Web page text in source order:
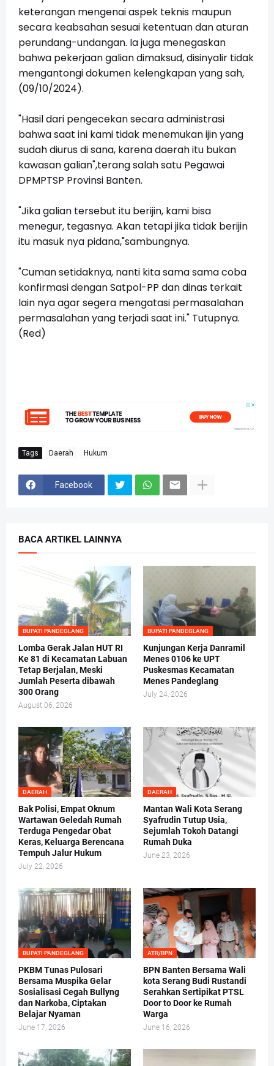
keterangan mengenai aspek teknis maupun
secara keabsahan sesuai ketentuan dan aturan
perundang-undangan. Ia juga menegaskan
bahwa pekerjaan galian dimaksud, disinyalir tidak
mengantongi dokumen kelengkapan yang sah,
(09/10/2024).
"Hasil dari pengecekan secara administrasi
bahwa saat ini kami tidak menemukan ijin yang
sudah diurus di sana, karena daerah itu bukan
kawasan galian",terang salah satu Pegawai
DPMPTSP Provinsi Banten.
"Jika galian tersebut itu berijin, kami bisa
menegur, tegasnya. Akan tetapi jika tidak berijin
itu masuk nya pidana,"sambungnya.
"Cuman setidaknya, nanti kita sama sama coba
konfirmasi dengan Satpol-PP dan dinas terkait
lain nya agar segera mengatasi permasalahan
permasalahan yang terjadi saat ini." Tutupnya.
(Red)
Tags Daerah Hukum
Facebook
BACA ARTIKEL LAINNYA
BUPATI PANDEGLANG
Lomba Gerak Jalan HUT RI
Ke 81 di Kecamatan Labuan
Tetap Berjalan, Meski
Jumlah Peserta dibawah
300 Orang
August 06, 2026
BUPATI PANDEGLANG
Kunjungan Kerja Danramil
Menes 0106 ke UPT
Puskesmas Kecamatan
Menes Pandeglang
July 24, 2026
DAERAH
Bak Polisi, Empat Oknum
Wartawan Geledah Rumah
Terduga Pengedar Obat
Keras, Keluarga Berencana
Tempuh Jalur Hukum
July 22, 2026
DAERAH
Mantan Wali Kota Serang
Syafrudin Tutup Usia,
Sejumlah Tokoh Datangi
Rumah Duka
June 23, 2026
BUPATI PANDEGLANG
PKBM Tunas Pulosari
Bersama Muspika Gelar
Sosialisasi Cegah Bullyng
dan Narkoba, Ciptakan
Belajar Nyaman
June 17, 2026
ATR/BPN
BPN Banten Bersama Wali
kota Serang Budi Rustandi
Serahkan Sertipikat PTSL
Door to Door ke Rumah
Warga
June 16, 2026